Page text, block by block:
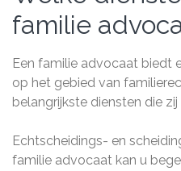
familie
Een familie advocaat biedt
op het gebied van
belangrijkste diensten die zij
Echtscheidings- en
familie advocaat kan u